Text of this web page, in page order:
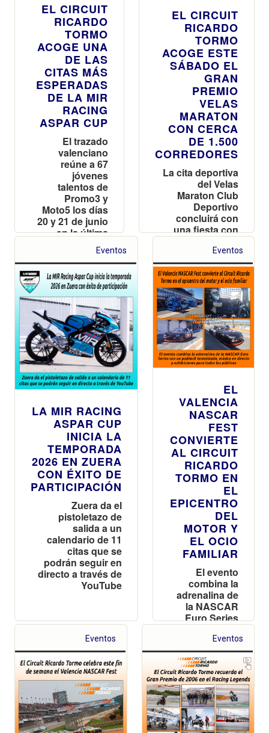
EL CIRCUIT
RICARDO
TORMO
ACOGE UNA
DE LAS
CITAS MÁS
ESPERADAS
DE LA MIR
RACING
ASPAR CUP
El trazado
valenciano
reúne a 67
jóvenes
talentos de
Promo3 y
Moto5 los días
20 y 21 de junio
en la última
prueba antes
del parón
estival
EL CIRCUIT
RICARDO
TORMO
ACOGE ESTE
SÁBADO EL
GRAN
PREMIO
VELAS
MARATON
CON CERCA
DE 1.500
CORREDORES
La cita deportiva
del Velas
Maraton Club
Deportivo
concluirá con
una fiesta con
DJ y 'food
trucks' en el
icónico Pit Lane
del recinto
Eventos
LA MIR RACING
ASPAR CUP
INICIA LA
TEMPORADA
2026 EN ZUERA
CON ÉXITO DE
PARTICIPACIÓN
Zuera da el
pistoletazo de
salida a un
calendario de 11
citas que se
podrán seguir en
directo a través de
YouTube
Eventos
EL
VALENCIA
NASCAR
FEST
CONVIERTE
AL CIRCUIT
RICARDO
TORMO EN
EL
EPICENTRO
DEL
MOTOR Y
EL OCIO
FAMILIAR
El evento
combina la
adrenalina de
la NASCAR
Euro Series
con un
paddock
tematizado,
música en
directo y
exhibiciones
para todos
los públicos
Eventos Eventos